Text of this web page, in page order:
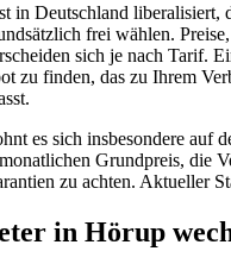
in Deutschland liberalisiert,
frei wählen.
sich je nach Tarif.
zu finden, das zu Ihrem
es sich insbesondere auf
Grundpreis, die
zu achten. Aktueller
in Hörup